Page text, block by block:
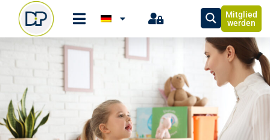
Mitglied
werden